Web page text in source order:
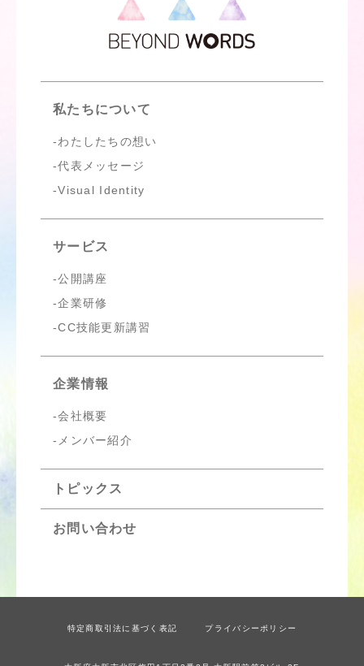
私たちについて
わたしたちの想い
代表メッセージ
Visual Identity
サービス
公開講座
企業研修
CC技能更新講習
企業情報
会社概要
メンバー紹介
トピックス
お問い合わせ
特定商取引法に基づく表記 プライバシーポリシー